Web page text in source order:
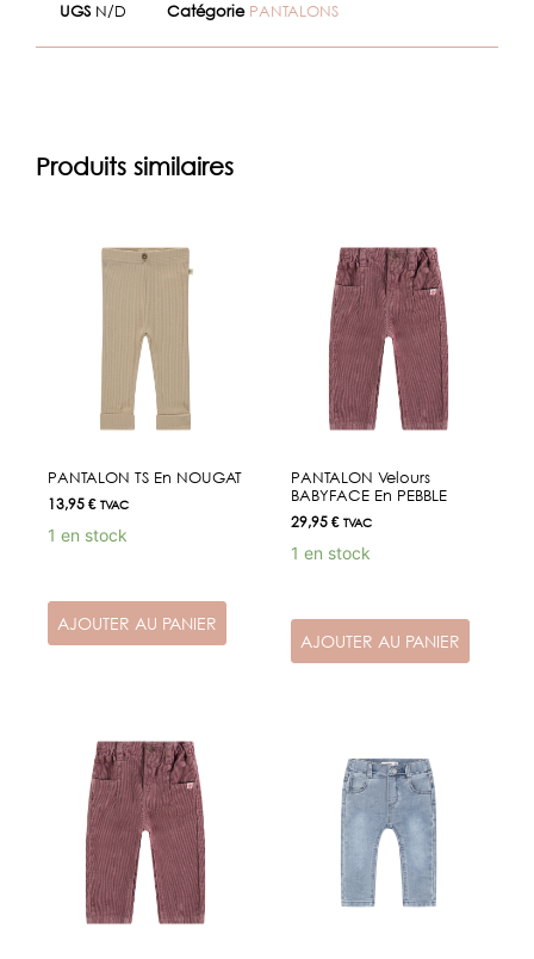
UGS N/D Catégorie PANTALONS
Produits similaires
PANTALON TS En NOUGAT
13,95€ TVAC
1 en stock
AJOUTER AU PANIER
PANTALON Velours
BABYFACE En PEBBLE
29,95€ TVAC
1 en stock
AJOUTER AU PANIER